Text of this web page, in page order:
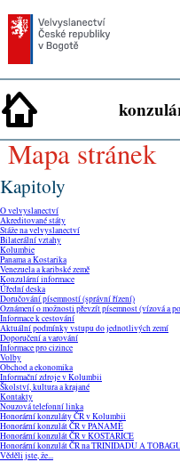
mapa stránek
Kapitoly
O velvyslanectví
Akreditované státy
Stáže na velvyslanectví
Bilaterální vztahy
Kolumbie
Panama a Kostarika
Venezuela a karibské země
Konzulární informace
Úřední deska
Doručování písemností (správní řízení)
Oznámení o možnosti převzít písemnost (vízová a
Informace k cestování
Aktuální podmínky vstupu do jednotlivých zemí
Doporučení a varování
Informace pro cizince
Volby
Obchod a ekonomika
Informační zdroje v Kolumbii
Školství, kultura a krajané
Kontakty
Nouzová telefonní linka
Honorární konzuláty ČR v Kolumbii
Honorární konzulát ČR v PANAMĚ
Honorární konzulát ČR v KOSTARICE
Honorární konzulát ČR na TRINIDADU A
Věděli jste, že...